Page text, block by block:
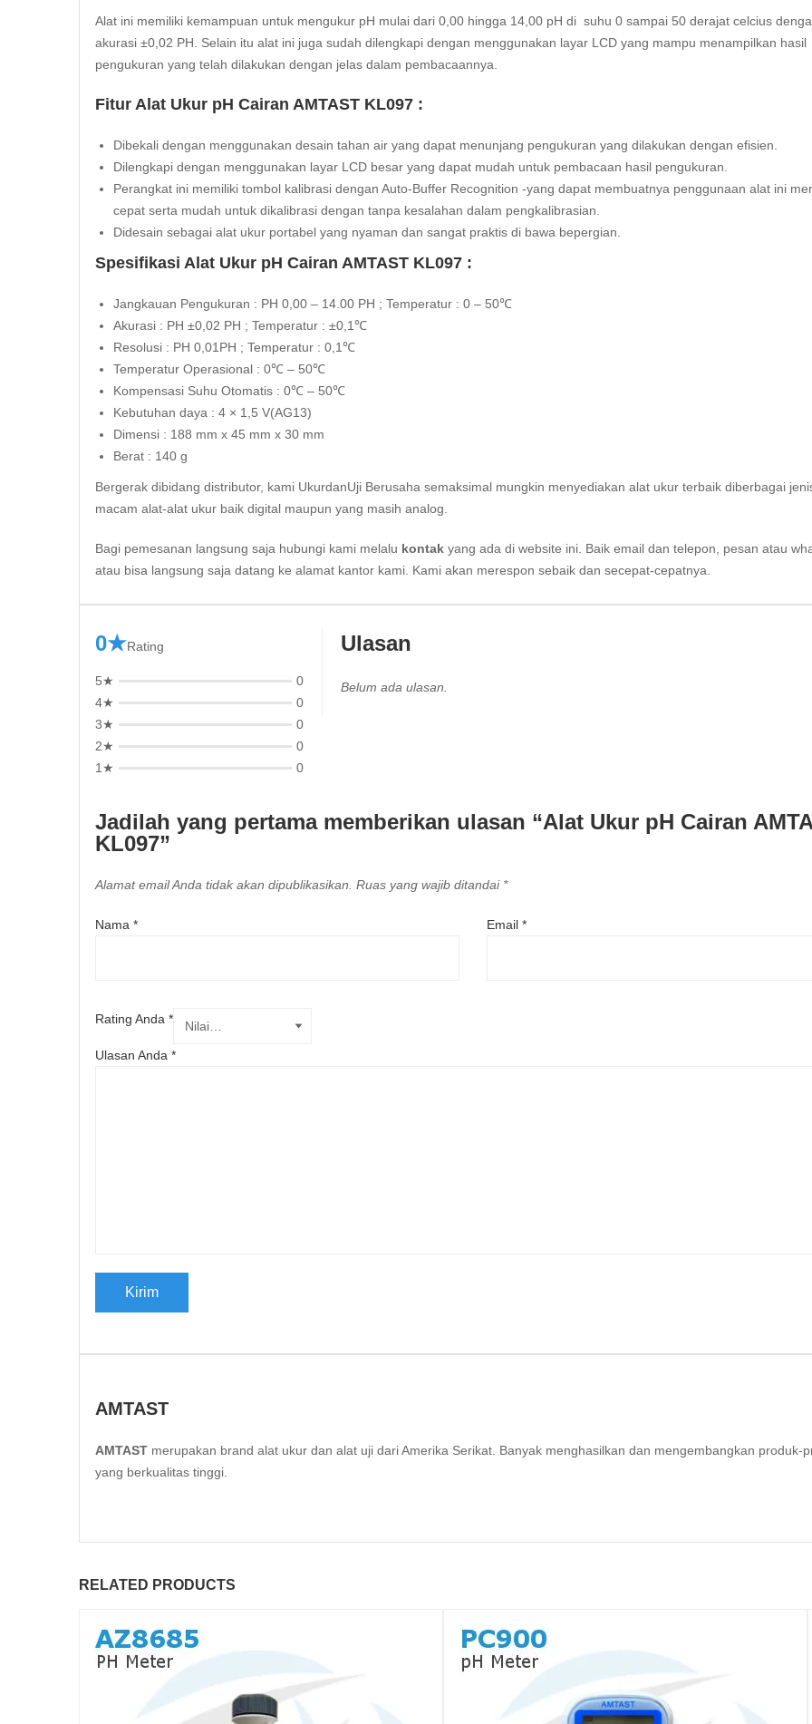
Alat ini memiliki kemampuan untuk mengukur pH mulai dari 0,00 hingga 14,00 pH di suhu 0 sampai 50 derajat celcius
akurasi ±0,02 PH. Selain itu alat ini juga sudah dilengkapi dengan menggunakan layar LCD yang mampu menampilkan hasil
pengukuran yang telah dilakukan dengan jelas dalam pembacaannya.
Fitur Alat Ukur pH Cairan AMTAST KL097 :
Dibekali dengan menggunakan desain tahan air yang dapat menunjang pengukuran yang dilakukan dengan efisien.
Dilengkapi dengan menggunakan layar LCD besar yang dapat mudah untuk pembacaan hasil pengukuran.
Perangkat ini memiliki tombol kalibrasi dengan Auto-Buffer Recognition -yang dapat membuatnya penggunaan alat ini
cepat serta mudah untuk dikalibrasi dengan tanpa kesalahan dalam pengkalibrasian.
Didesain sebagai alat ukur portabel yang nyaman dan sangat praktis di bawa bepergian.
Spesifikasi Alat Ukur pH Cairan AMTAST KL097 :
Jangkauan Pengukuran : PH 0,00 – 14.00 PH ; Temperatur : 0 – 50℃
Akurasi : PH ±0,02 PH ; Temperatur : ±0,1℃
Resolusi : PH 0,01PH ; Temperatur : 0,1℃
Temperatur Operasional : 0℃ – 50℃
Kompensasi Suhu Otomatis : 0℃ – 50℃
Kebutuhan daya : 4 × 1,5 V(AG13)
Dimensi : 188 mm x 45 mm x 30 mm
Berat : 140 g
Bergerak dibidang distributor, kami UkurdanUji Berusaha semaksimal mungkin menyediakan alat ukur terbaik diberbagai
macam alat-alat ukur baik digital maupun yang masih analog.
Bagi pemesanan langsung saja hubungi kami melalu kontak yang ada di website ini. Baik email dan telepon, pesan atau
atau bisa langsung saja datang ke alamat kantor kami. Kami akan merespon sebaik dan secepat-cepatnya.
0★Rating
5★
0
4★
0
3★
0
2★
0
1★
0
Ulasan
Belum ada ulasan.
Jadilah yang pertama memberikan ulasan “Alat Ukur pH Cairan
KL097”
Alamat email Anda tidak akan dipublikasikan. Ruas yang wajib ditandai *
Nama * Email *
Rating Anda *
Ulasan Anda *
AMTAST
AMTAST merupakan brand alat ukur dan alat uji dari Amerika Serikat. Banyak menghasilkan dan mengembangkan produk-
yang berkualitas tinggi.
RELATED PRODUCTS